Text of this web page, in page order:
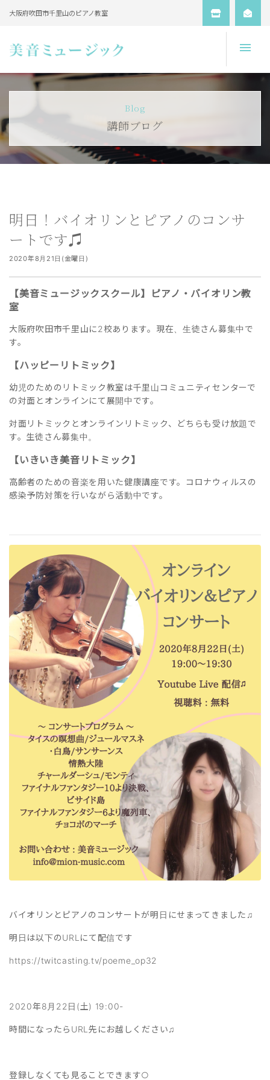
大阪府吹田市千里山のピアノ教室
Blog
講師ブログ
明日！バイオリンとピアノのコンサ
ートです♫
2020年8月21日(金曜日)
【美音ミュージックスクール】ピアノ・バイオリン教
室
大阪府吹田市千里山に2校あります。現在、生徒さん募集中で
す。
【ハッピーリトミック】
幼児のためのリトミック教室は千里山コミュニティセンターで
の対面とオンラインにて展開中です。
対面リトミックとオンラインリトミック、どちらも受け放題で
す。生徒さん募集中。
【いきいき美音リトミック】
高齢者のための音楽を用いた健康講座です。コロナウィルスの
感染予防対策を行いながら活動中です。
バイオリンとピアノのコンサートが明日にせまってきました♫
明日は以下のURLにて配信です
https://twitcasting.tv/poeme_op32
2020年8月22日(土) 19:00-
時間になったらURL先にお越しください♫
登録しなくても見ることできます○